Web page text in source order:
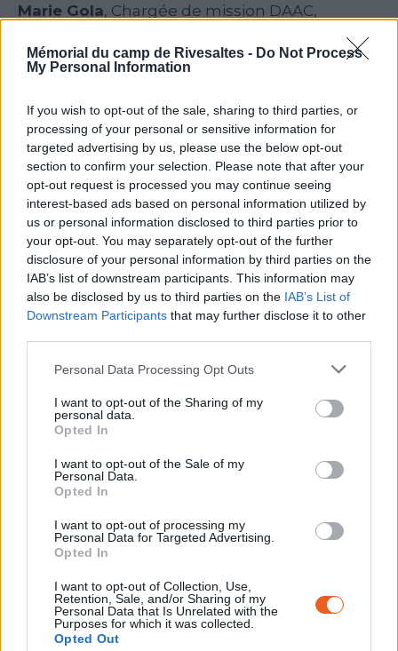
Mémorial du camp de Rivesaltes - Do Not Process
My Personal Information
If you wish to opt-out of the sale, sharing to third parties, or
processing of your personal or sensitive information for
targeted advertising by us, please use the below opt-out
section to confirm your selection. Please note that after your
opt-out request is processed you may continue seeing
interest-based ads based on personal information utilized by
us or personal information disclosed to third parties prior to
your opt-out. You may separately opt-out of the further
disclosure of your personal information by third parties on the
IAB’s list of downstream participants. This information may
also be disclosed by us to third parties on the IAB’s List of
Downstream Participants that may further disclose it to other
Personal Data Processing Opt Outs
I want to opt-out of the Sharing of my
personal data.
Opted In
I want to opt-out of the Sale of my
Personal Data.
Opted In
I want to opt-out of processing my
Personal Data for Targeted Advertising.
Opted In
I want to opt-out of Collection, Use,
Retention, Sale, and/or Sharing of my
Personal Data that Is Unrelated with the
Purposes for which it was collected.
Opted Out
Marie Gola, Chargée de mission DAAC,
Elisa Iglesias, librairie Torcatis, Perpignan.
Claude Faber, librairie Oxymore, Port Vendres.
Prades.
Naoual Aboulghazi, Agathe De Clerq,Anja
Goegel, Mathéo Gorlier, Maxine Debacker,
Lana Martinez-Sibieta, Jeunes Ambassadeurs
du Mémorial du Camp de Rivesaltes.
Mathieu Canal
Marie-Laure Picard , Benjamin
Albert Sorel, Professeur.e.s du service éducatif
du Mémorial du Camp de Rivesaltes.
Un remerciement aux élèves, à l’artisteFO7
aux enseignants du service éducatif et à Julie
Savelli pour les ateliers organisés lors de la
remise des prix, qui s’est déroulée au
juin 2024, et qui ont permis de réaliser les
visuels de ce livret.
Prix Nouvelles, récits courts - Lauréate
Lycée Alfonse Daudet de Nimes (30) -
Enseignante d’espagnol : Claire Sonzogni.